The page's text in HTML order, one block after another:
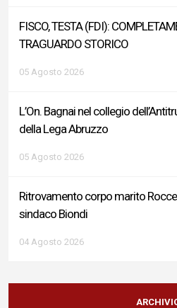
FISCO, TESTA (FDI):
TRAGUARDO STORICO
05 Agosto 2026
L’On. Bagnai nel collegio
della Lega Abruzzo
05 Agosto 2026
Ritrovamento corpo marito
sindaco Biondi
04 Agosto 2026
Reddito di Cittadinanza, Testa
su criticità persistenti ed effetti